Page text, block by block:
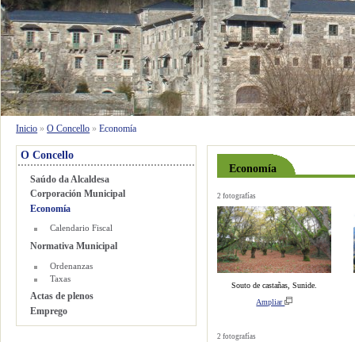
O Concello Servizos Municipais
Inicio »O Concello »Economía
O Concello
Saúdo da Alcaldesa
Corporación Municipal
Economía
Calendario Fiscal
Normativa Municipal
Ordenanzas
Taxas
Actas de plenos
Emprego
Economía
2 fotografías
Souto de castañas, Sunide.
Ampliar
2 fotografías